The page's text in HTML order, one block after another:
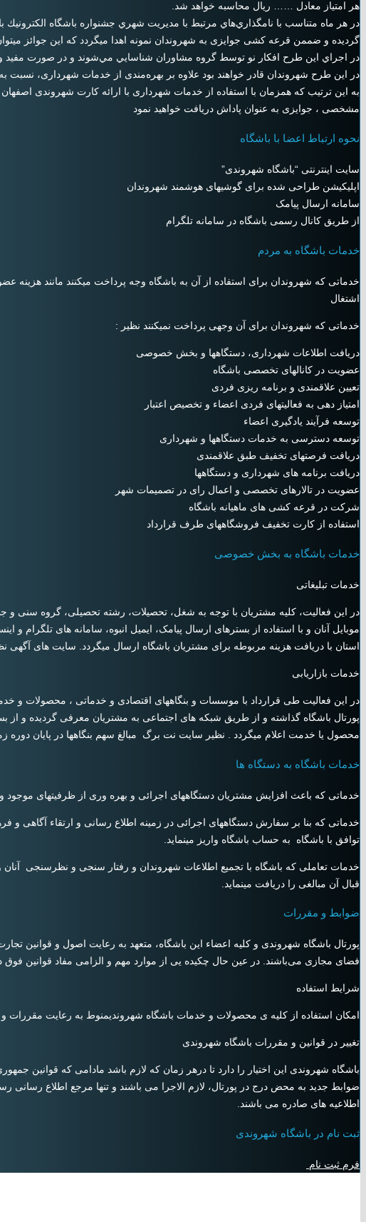
هر امتياز معادل …… ريال محاسبه خواهد شد.
در هر ماه متناسب با نامگذاري‌هاي مرتبط با مديريت شهري جشنواره باشگاه
گردیده و ضممن قرعه کشی جوایزی به شهروندان نمونه اهدا میگردد که این جوائز
در اجراي اين طرح افكار نو توسط گروه مشاوران شناسايي مي‌شوند و در صورت مفيد و
در این طرح شهروندان قادر خواهند بود علاوه بر بهره‌مندی از خدمات شهرداری، نسبت به
به این ترتیب که همزمان با استفاده از خدمات شهرداری با ارائه کارت شهروندی
مشخصی ، جوایزی به عنوان پاداش دریافت خواهید نمود
نحوه ارتباط اعضا با باشگاه
سایت اینترنتی “باشگاه شهروندی”
اپلیکیشن طراحی شده برای گوشیهای هوشمند شهروندان
سامانه ارسال پیامک
از طریق کانال رسمی باشگاه در سامانه تلگرام
خدمات باشگاه به مردم
خدماتی که شهروندان برای استفاده از آن به باشگاه وجه پرداخت میکنند مانند
اشتغال
خدماتی که شهروندان برای آن وجهی پرداخت نمیکنند نظیر :
دریافت اطلاعات شهرداری، دستگاهها و بخش خصوصی
عضویت در کانالهای تخصصی باشگاه
تعیین علاقمندی و برنامه ریزی فردی
امتیاز دهی به فعالیتهای فردی اعضاء و تخصیص اعتبار
توسعه فرآیند یادگیری اعضاء
توسعه دسترسی به خدمات دستگاهها و شهرداری
دریافت فرصتهای تخفیف طبق علاقمندی
دریافت برنامه های شهرداری و دستگاهها
عضویت در تالارهای تخصصی و اعمال رای در تصمیمات شهر
شرکت در قرعه کشی های ماهیانه باشگاه
استفاده از کارت تخفیف فروشگاههای طرف قرارداد
خدمات باشگاه به بخش خصوصی
خدمات تبلیغاتی
در این فعالیت، کلیه مشتریان با توجه به شغل، تحصیلات، رشته تحصیلی، گروه سنی
موبایل آنان و با استفاده از بسترهای ارسال پیامک، ایمیل انبوه، سامانه های تلگرام
استان با دریافت هزینه مربوطه برای مشتریان باشگاه ارسال میگردد. سایت های آگهی
خدمات بازاریابی
در این فعالیت طی قرارداد با موسسات و بنگاههای اقتصادی و خدماتی ، محصولات و
پورتال باشگاه گذاشته و از طریق شبکه های اجتماعی به مشتریان معرفی گردیده و
محصول یا خدمت اعلام میگردد . نظیر سایت نت برگ مبالغ سهم بنگاهها در پایان
خدمات باشگاه به دستگاه ها
خدماتی که باعث افزایش مشتریان دستگاههای اجرائی و بهره وری از ظرفیتهای موجود و
خدماتی که بنا بر سفارش دستگاههای اجرائی در زمینه اطلاع رسانی و ارتقاء آگاهی و
توافق با باشگاه به حساب باشگاه واریز مینماید.
خدمات تعاملی که باشگاه با تجمیع اطلاعات شهروندان و رفتار سنجی و نظرسنجی آنان و
قبال آن مبالغی را دریافت مینماید.
ضوابط و مقررات
پورتال باشگاه شهروندی و کلیه اعضاء این باشگاه، متعهد به رعایت اصول و قوانین
فضای مجازی می‌باشند. در عین حال چکیده یی از موارد مهم و الزامی مفاد قوانین
شرایط استفاده
امکان استفاده از کلیه ی محصولات و خدمات باشگاه شهروندیمنوط به رعایت مقررات
تغییر در قوانین و مقررات باشگاه شهروندی
باشگاه شهروندی این اختیار را دارد تا درهر زمان که لازم باشد مادامی که قوانین
ضوابط جدید به محض درج در پورتال، لازم الاجرا می باشند و تنها مرجع اطلاع
اطلاعیه های صادره می باشند.
ثبت نام در باشگاه شهروندی
فرم ثبت نام